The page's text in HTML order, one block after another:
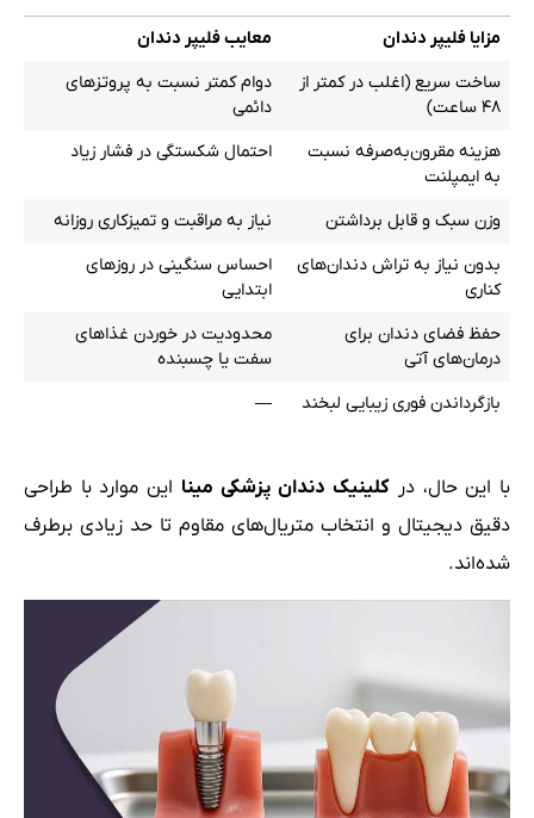
مزایا فلیپر دندان
معایب فلیپر دندان
ساخت سریع (اغلب در کمتر از
۴۸ ساعت)
دوام کمتر نسبت به پروتزهای
دائمی
هزینه مقرون‌به‌صرفه نسبت
به ایمپلنت
احتمال شکستگی در فشار زیاد
وزن سبک و قابل برداشتن
نیاز به مراقبت و تمیزکاری روزانه
بدون نیاز به تراش دندان‌های
کناری
احساس سنگینی در روزهای
ابتدایی
حفظ فضای دندان برای
درمان‌های آتی
محدودیت در خوردن غذاهای
سفت یا چسبنده
بازگرداندن فوری زیبایی لبخند
—
با این حال، در کلینیک دندان پزشکی مینا این موارد با طراحی
دقیق دیجیتال و انتخاب متریال‌های مقاوم تا حد زیادی برطرف
شده‌اند.